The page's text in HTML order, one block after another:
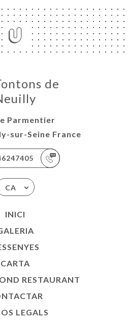
de
Parmentier
sur-Seine France
CA
INICI
CARTA
RESTAURANT
LEGALS